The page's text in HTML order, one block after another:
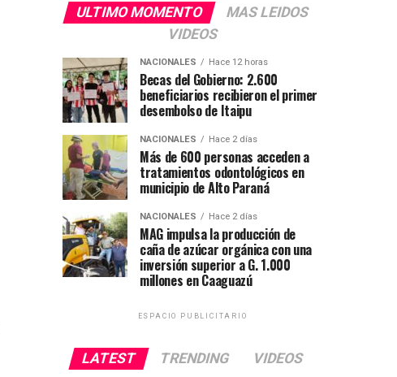
ULTIMO MOMENTO
MAS LEIDOS
VIDEOS
NACIONALES Hace 12 horas
Becas del Gobierno: 2.600
beneficiarios recibieron el primer
desembolso de Itaipu
NACIONALES Hace 2 días
Más de 600 personas acceden a
tratamientos odontológicos en
municipio de Alto Paraná
NACIONALES Hace 2 días
MAG impulsa la producción de
caña de azúcar orgánica con una
inversión superior a G. 1.000
millones en Caaguazú
ESPACIO PUBLICITARIO
LATEST TRENDING VIDEOS